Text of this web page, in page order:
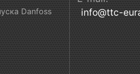
Danfoss
info@ttc-